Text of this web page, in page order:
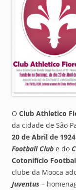
O Club Athletico
da cidade de São
20 de Abril de 1924
Football Club e do
Cotonifício
clube da Mooca
Juventus –